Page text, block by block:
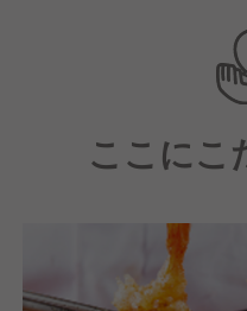
ここにこ